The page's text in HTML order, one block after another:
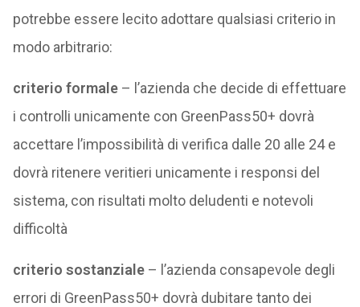
potrebbe essere lecito adottare qualsiasi criterio in
modo arbitrario:
criterio formale– l’azienda che decide di effettuare
i controlli unicamente con GreenPass50+ dovrà
accettare l’impossibilità di verifica dalle 20 alle 24 e
dovrà ritenere veritieri unicamente i responsi del
sistema, con risultati molto deludenti e notevoli
difficoltà
criterio sostanziale– l’azienda consapevole degli
errori di GreenPass50+ dovrà dubitare tanto dei